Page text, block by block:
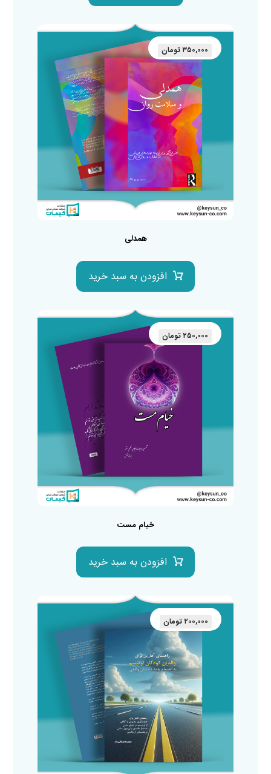
همدلی
۳۵۰,۰۰۰ تومان
افزودن به سبد خرید
خیام مست
۲۵۰,۰۰۰ تومان
افزودن به سبد خرید
۲۰۰,۰۰۰ تومان